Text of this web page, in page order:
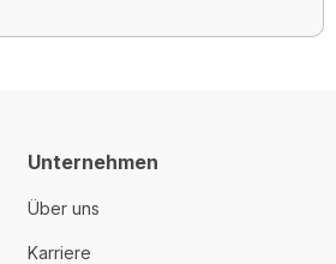
Unternehmen
Über uns
Karriere